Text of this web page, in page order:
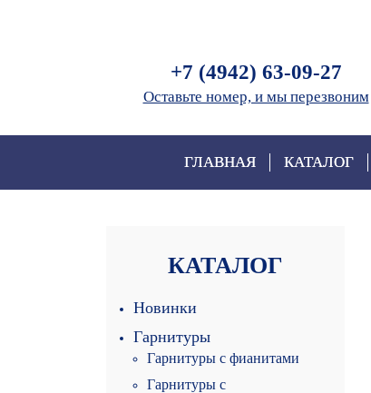
+7 (4942) 63-09-27
Оставьте номер, и мы перезвоним
ГЛАВНАЯ КАТАЛОГ
КАТАЛОГ
Новинки
Гарнитуры
Гарнитуры с фианитами
Гарнитуры с